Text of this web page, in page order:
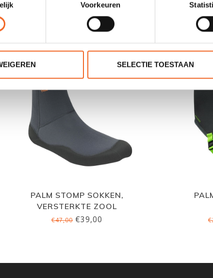
Voorkeuren
SELECTIE TOESTAAN
GERELATEERDE
PALM STOMP SOKKEN,
VERSTERKTE ZOOL
€47,00€39,00